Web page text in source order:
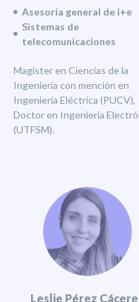
Asesoría general de i+e
Sistemas de
telecomunicaciones
Magíster en Ciencias de la
Ingeniería con mención en
Ingeniería Eléctrica (PUCV),
Doctor en Ingeniería
(UTFSM).
Leslie Pérez